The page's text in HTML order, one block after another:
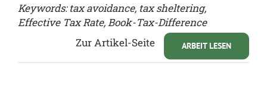
Keywords: tax avoidance, tax sheltering,
Effective Tax Rate, Book-Tax-Difference
ARBEIT LESEN
Zur Artikel-Seite